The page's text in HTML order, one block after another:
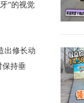
”的视觉
出修长动
保持垂